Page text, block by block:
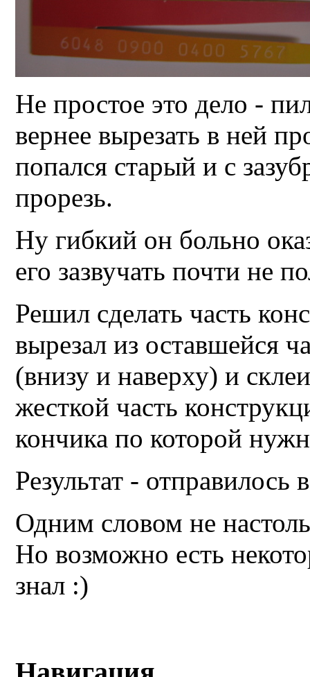
Не простое это дело -
вернее вырезать в ней
попался старый и с
прорезь.
Ну гибкий он больно
его зазвучать почти не
Решил сделать часть
вырезал из оставшейся
(внизу и наверху) и
жесткой часть
кончика по которой
Результат -
Одним словом не
Но возможно есть
знал :)